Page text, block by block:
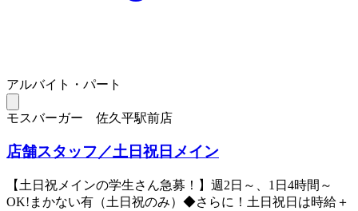
アルバイト・パート
モスバーガー 佐久平駅前店
店舗スタッフ／土日祝日メイン
【土日祝メインの学生さん急募！】週2日～、1日4時間～
OK!まかない有（土日祝のみ）◆さらに！土日祝日は時給＋